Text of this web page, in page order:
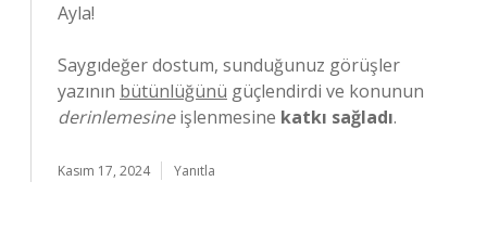
Ayla!
Saygıdeğer dostum, sunduğunuz görüşler
yazının bütünlüğünü güçlendirdi ve konunun
derinlemesineişlenmesine katkı sağladı.
Kasım 17, 2024 Yanıtla